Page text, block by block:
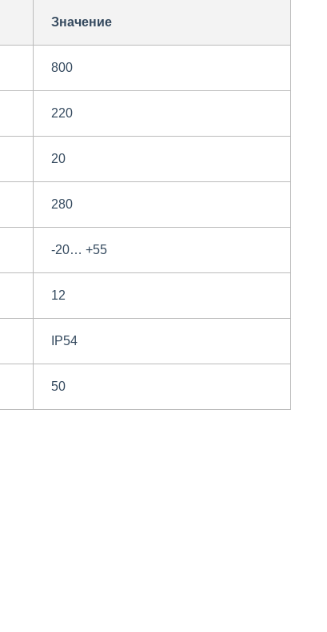
Значение
800
220
20
280
-20… +55
12
IP54
50